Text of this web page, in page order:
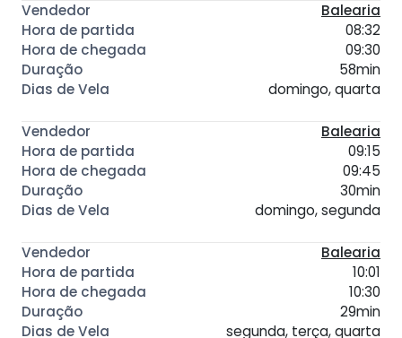
Balearia
08:32
09:30
58min
domingo, quarta
Balearia
09:15
09:45
30min
domingo, segunda
Balearia
10:01
10:30
29min
segunda, terça, quarta